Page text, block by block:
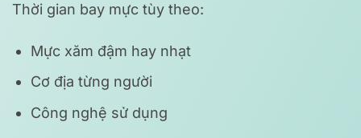
Thời gian bay mực tùy theo:
Mực xăm đậm hay nhạt
Cơ địa từng người
Công nghệ sử dụng